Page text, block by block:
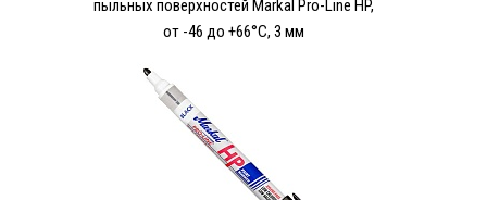
пыльных поверхностей Markal Pro-Line HP,
от -46 до +66°C, 3 мм